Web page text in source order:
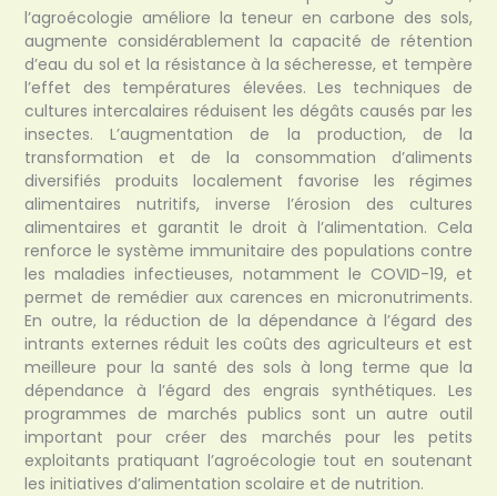
l’agroécologie améliore la teneur en carbone des sols,
augmente considérablement la capacité de rétention
d’eau du sol et la résistance à la sécheresse, et tempère
l’effet des températures élevées. Les techniques de
cultures intercalaires réduisent les dégâts causés par les
insectes. L’augmentation de la production, de la
transformation et de la consommation d’aliments
diversifiés produits localement favorise les régimes
alimentaires nutritifs, inverse l’érosion des cultures
alimentaires et garantit le droit à l’alimentation. Cela
renforce le système immunitaire des populations contre
les maladies infectieuses, notamment le COVID-19, et
permet de remédier aux carences en micronutriments.
En outre, la réduction de la dépendance à l’égard des
intrants externes réduit les coûts des agriculteurs et est
meilleure pour la santé des sols à long terme que la
dépendance à l’égard des engrais synthétiques. Les
programmes de marchés publics sont un autre outil
important pour créer des marchés pour les petits
exploitants pratiquant l’agroécologie tout en soutenant
les initiatives d’alimentation scolaire et de nutrition.